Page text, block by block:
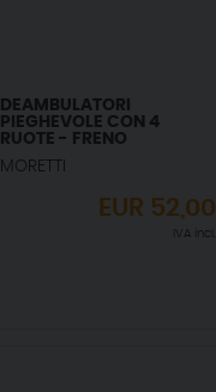
DEAMBULATORI
PIEGHEVOLE CON 4
RUOTE - FRENO
AZIONABILE A MANO
MORETTI
EUR 52,00
IVA incl.